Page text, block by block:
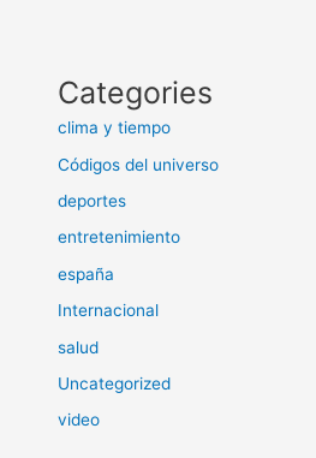
Categories
clima y tiempo
Códigos del universo
deportes
entretenimiento
españa
Internacional
salud
Uncategorized
video